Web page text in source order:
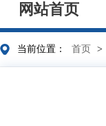
网站首页
当前位置： 首页 >